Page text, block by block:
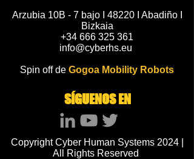
Arzubia 10B - 7 bajo I 48220 I Abadiño I
Bizkaia
+34 666 325 361
info@cyberhs.eu
Spin off de Gogoa Mobility Robots
SÍGUENOS EN
Copyright Cyber Human Systems 2024 |
All Rights Reserved